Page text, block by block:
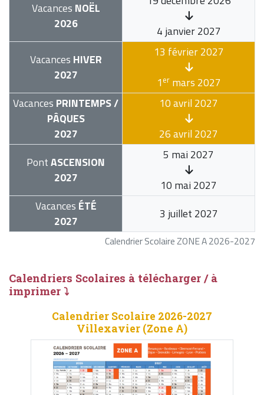
Calendrier Scolaire ZONE A 2026-2027
Vacances NOËL
2026
4 janvier 2027
Vacances HIVER
2027
13 février 2027
1ermars 2027
Vacances PRINTEMPS /
PÂQUES
2027
10 avril 2027
26 avril 2027
PontASCENSION
2027
5 mai 2027
10 mai 2027
Vacances ÉTÉ
2027
3 juillet 2027
Calendriers Scolaires à télécharger / à
imprimer ⤵
Calendrier Scolaire 2026-2027
Villexavier (Zone A)